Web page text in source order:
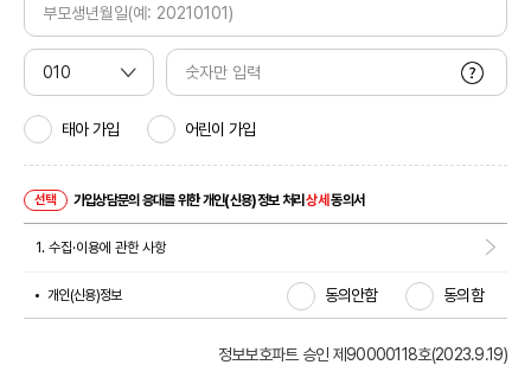
설명 보기
태아 가입 어린이 가입
선택 가입상담문의 응대를 위한 개인(신용)정보 처리상세 동의서
1. 수집·이용에 관한 사항
개인(신용)정보 동의안함 동의함
(약
팝
)
정보보호파트 승인 제90000118호(2023.9.19)